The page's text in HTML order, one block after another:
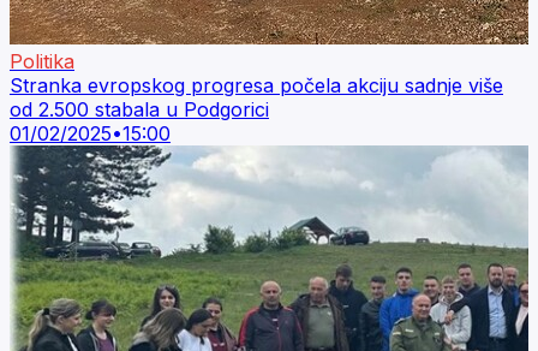
Politika
Stranka evropskog progresa počela akciju sadnje više
od 2.500 stabala u Podgorici
01/02/2025•15:00